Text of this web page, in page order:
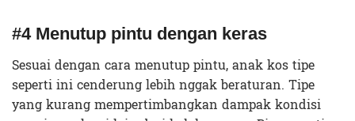
#4 Menutup pintu dengan keras
Sesuai dengan cara menutup pintu, anak kos tipe
seperti ini cenderung lebih nggak beraturan. Tipe
yang kurang mempertimbangkan dampak kondisi